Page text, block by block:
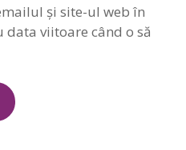
și site-ul web în
viitoare când o să